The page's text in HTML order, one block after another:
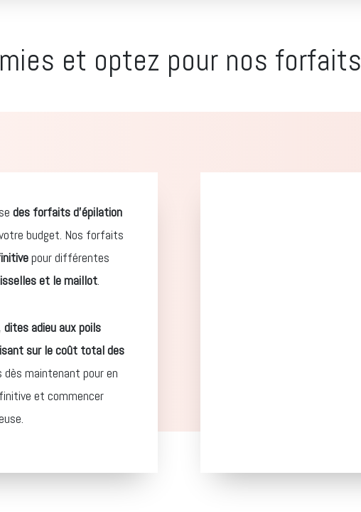
et optez pour nos forfaits
des forfaits d’épilation
budget. Nos forfaits
pour différentes
et le maillot.
dites adieu aux poils
sur le coût total des
dès maintenant pour en
et commencer